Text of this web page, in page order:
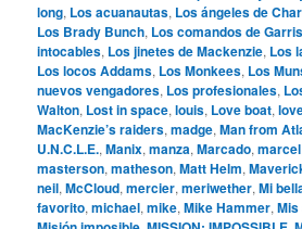
long, Los acuanautas, Los ángeles de
Los Brady Bunch, Los comandos de
intocables, Los jinetes de Mackenzie, Los
Los locos Addams, Los Monkees, Los
nuevos vengadores, Los profesionales,
Walton, Lost in space,louis, Love boat,
MacKenzie’s raiders,madge,Man from
U.N.C.L.E.,Manix,manza,Marcado,marcel
masterson,matheson,Matt Helm,
neil,McCloud,mercier,meriwether,Mi
favorito,michael,mike,Mike Hammer,